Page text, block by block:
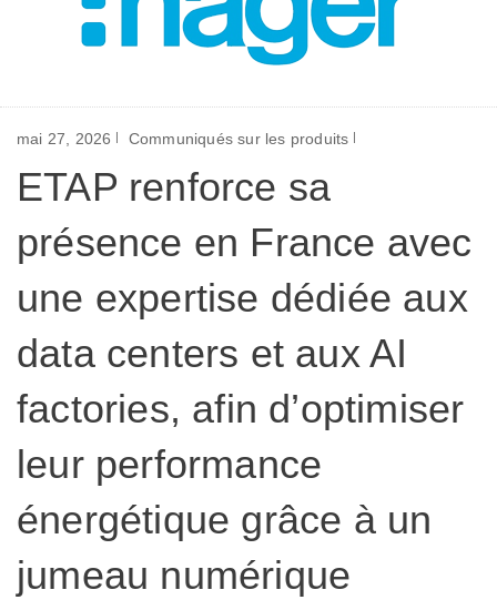
mai 27, 2026 Communiqués sur les produits
ETAP renforce sa
présence en France avec
une expertise dédiée aux
data centers et aux AI
factories, afin d’optimiser
leur performance
énergétique grâce à un
jumeau numérique